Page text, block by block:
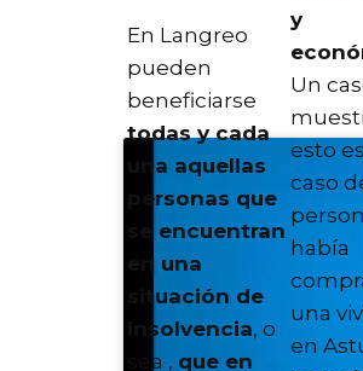
En Langreo
pueden
beneficiarse
todas y cada
una aquellas
personas que
se encuentran
en una
situación de
insolvencia, o
sea , que en
y
Un
esto
caso
había
una
en